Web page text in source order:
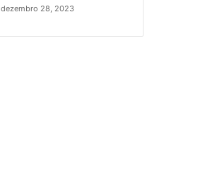
dezembro 28, 2023